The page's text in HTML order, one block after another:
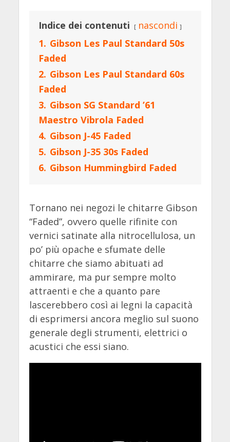
Indice dei contenuti
nascondi
1. Gibson Les Paul Standard 50s
Faded
2. Gibson Les Paul Standard 60s
Faded
3. Gibson SG Standard ’61
Maestro Vibrola Faded
4. Gibson J-45 Faded
5. Gibson J-35 30s Faded
6. Gibson Hummingbird Faded
Tornano nei negozi le chitarre Gibson
“Faded”, ovvero quelle rifinite con
vernici satinate alla nitrocellulosa, un
po’ più opache e sfumate delle
chitarre che siamo abituati ad
ammirare, ma pur sempre molto
attraenti e che a quanto pare
lascerebbero così ai legni la capacità
di esprimersi ancora meglio sul suono
generale degli strumenti, elettrici o
acustici che essi siano.